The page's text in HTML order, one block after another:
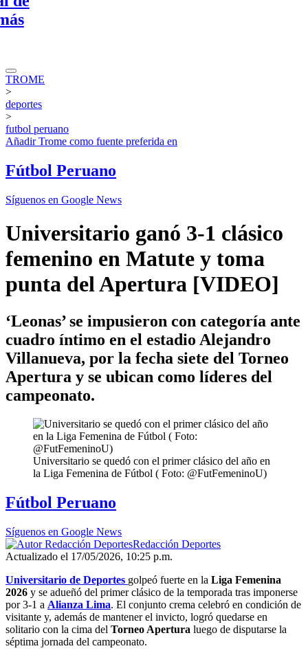
TROME
>
deportes
>
futbol peruano
AñadirTrome como fuente preferida en
Fútbol Peruano
Síguenos en Google News
Universitario ganó 3-1 clásico
femenino en Matute y toma
punta del Apertura [VIDEO]
‘Leonas’ se impusieron con categoría ante
cuadro íntimo en el estadio Alejandro
Villanueva, por la fecha siete del Torneo
Apertura y se ubican como líderes del
campeonato.
Universitario se quedó con el primer clásico del año en
la Liga Femenina de Fútbol ( Foto: @FutFemeninoU)
Fútbol Peruano
Síguenos en Google News
Redacción Deportes
Actualizado el 17/05/2026, 10:25 p.m.
Universitario de Deportes golpeó fuerte en la Liga Femenina
2026 y se adueñó del primer clásico de la temporada tras imponerse
por 3-1 a Alianza Lima. El conjunto crema celebró en condición de
visitante y, además de mantener el invicto, logró quedarse en
solitario con la cima del Torneo Apertura luego de disputarse la
séptima jornada del campeonato.